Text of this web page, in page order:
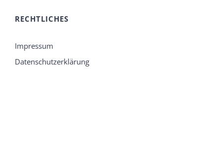
RECHTLICHES
Impressum
Datenschutzerklärung